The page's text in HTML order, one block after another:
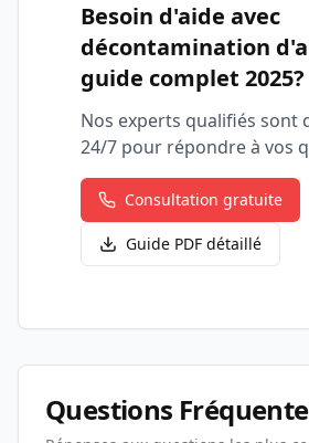
Besoin d'aide avec
décontamination
guide complet 2025?
Nos experts qualifiés sont
24/7 pour répondre à vos
Consultation gratuite
Guide PDF détaillé
Questions